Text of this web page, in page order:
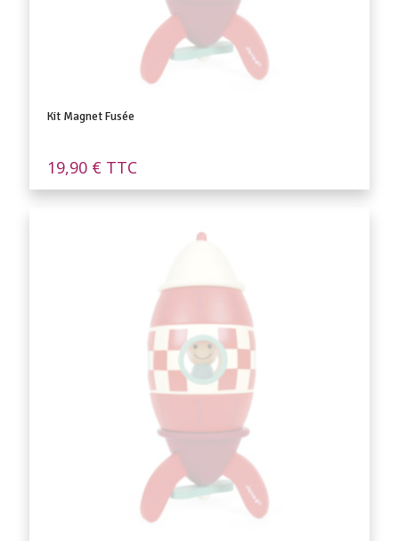
Kit Magnet Fusée
19,90 € TTC